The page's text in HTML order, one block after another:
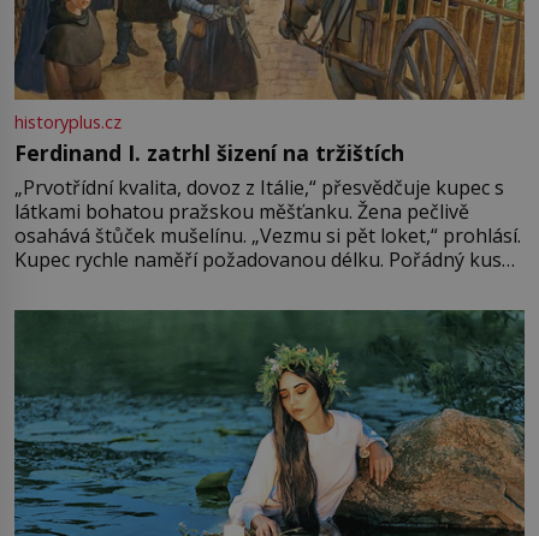
historyplus.cz
Ferdinand I. zatrhl šizení na tržištích
„Prvotřídní kvalita, dovoz z Itálie,“ přesvědčuje kupec s
látkami bohatou pražskou měšťanku. Žena pečlivě
osahává štůček mušelínu. „Vezmu si pět loket,“ prohlásí.
Kupec rychle naměří požadovanou délku. Pořádný kus
milostpaní. Stačí jenom na sukni,“ zhodnotí švadlena
množství růžového mušelínu. „Ošidili vás, podívejte.“
Vezme do ruky dřevěnou